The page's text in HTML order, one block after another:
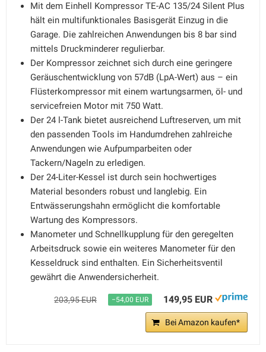
Mit dem Einhell Kompressor TE-AC 135/24 Silent Plus
hält ein multifunktionales Basisgerät Einzug in die
Garage. Die zahlreichen Anwendungen bis 8 bar sind
mittels Druckminderer regulierbar.
Der Kompressor zeichnet sich durch eine geringere
Geräuschentwicklung von 57dB (LpA-Wert) aus – ein
Flüsterkompressor mit einem wartungsarmen, öl- und
servicefreien Motor mit 750 Watt.
Der 24 l-Tank bietet ausreichend Luftreserven, um mit
den passenden Tools im Handumdrehen zahlreiche
Anwendungen wie Aufpumparbeiten oder
Tackern/Nageln zu erledigen.
Der 24-Liter-Kessel ist durch sein hochwertiges
Material besonders robust und langlebig. Ein
Entwässerungshahn ermöglicht die komfortable
Wartung des Kompressors.
Manometer und Schnellkupplung für den geregelten
Arbeitsdruck sowie ein weiteres Manometer für den
Kesseldruck sind enthalten. Ein Sicherheitsventil
gewährt die Anwendersicherheit.
203,95 EUR −54,00 EUR 149,95 EUR
Bei Amazon kaufen*